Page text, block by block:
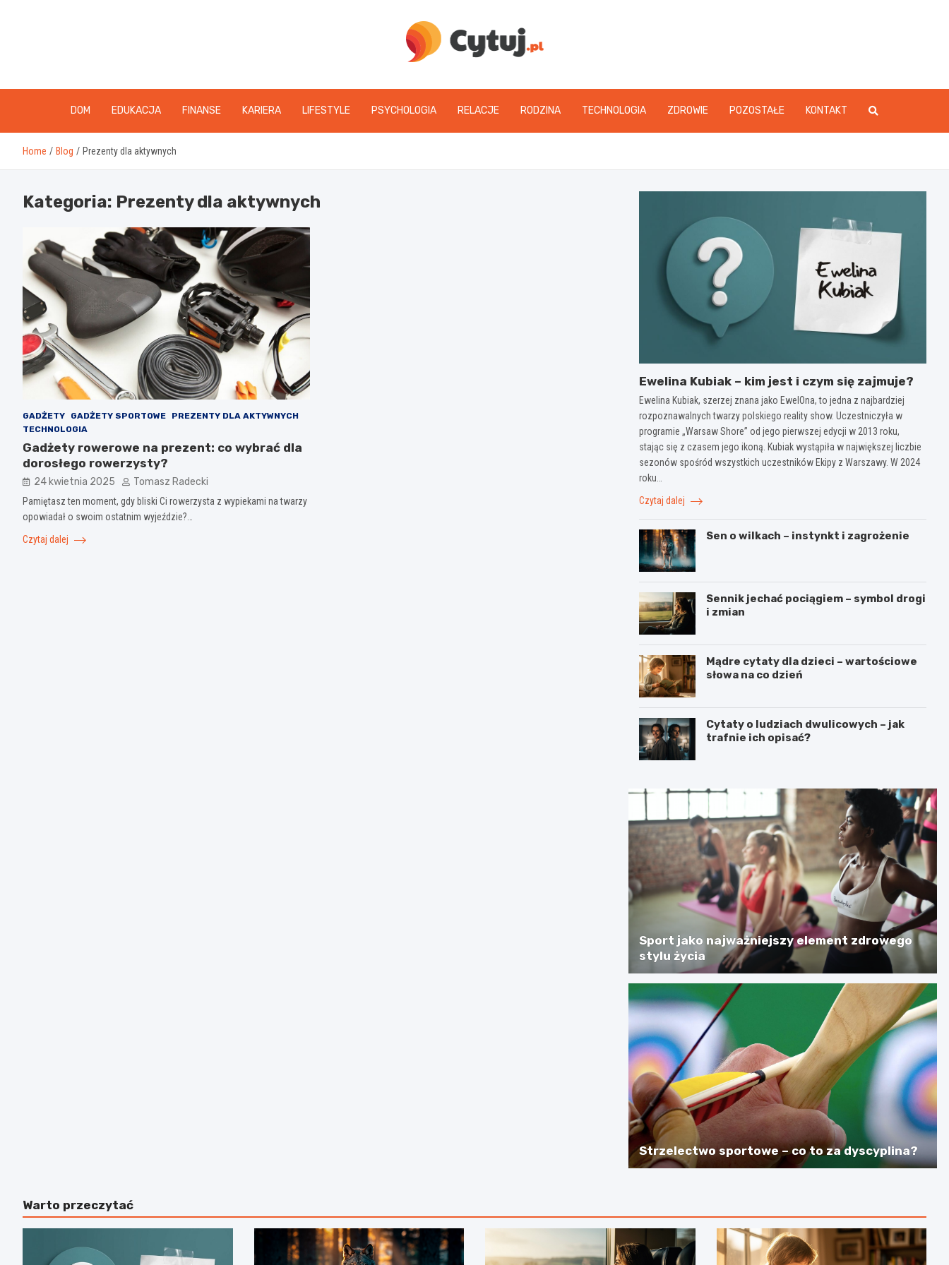
www.cytuj.pl
DOM EDUKACJA FINANSE KARIERA LIFESTYLE PSYCHOLOGIA RELACJE RODZINA TECHNOLOGIA ZDROWIE POZOSTAŁE KONTAKT
Home Blog Prezenty dla aktywnych
Kategoria: Prezenty dla aktywnych
GADŻETY GADŻETY SPORTOWE
PREZENTY DLA AKTYWNYCH
TECHNOLOGIA
Gadżety rowerowe na prezent: co wybrać dla
dorosłego rowerzysty?
24 kwietnia 2025 Tomasz Radecki
Pamiętasz ten moment, gdy bliski Ci rowerzysta z wypiekami na twarzy
opowiadał o swoim ostatnim wyjeździe?…
Czytaj dalej
Ewelina Kubiak – kim jest i czym się zajmuje?
Ewelina Kubiak, szerzej znana jako EwelOna, to jedna z najbardziej
rozpoznawalnych twarzy polskiego reality show. Uczestniczyła w
programie „Warsaw Shore” od jego pierwszej edycji w 2013 roku,
stając się z czasem jego ikoną. Kubiak wystąpiła w największej liczbie
sezonów spośród wszystkich uczestników Ekipy z Warszawy. W 2024
roku…
Czytaj dalej
Sen o wilkach – instynkt i zagrożenie
Sennik jechać pociągiem – symbol drogi
i zmian
Mądre cytaty dla dzieci – wartościowe
słowa na co dzień
Cytaty o ludziach dwulicowych – jak
trafnie ich opisać?
Sport jako najważniejszy element zdrowego
stylu życia
Strzelectwo sportowe – co to za dyscyplina?
Warto przeczytać